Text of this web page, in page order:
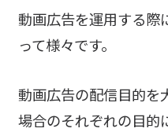
動画広告を運用する際
って様々です。
動画広告の配信目的を
場合のそれぞれの目的